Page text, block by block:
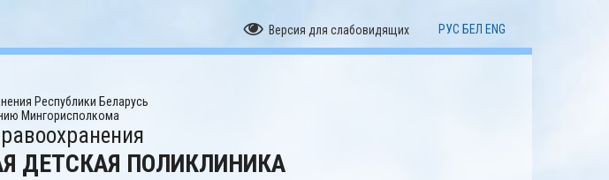
Версия для слабовидящих РУС БЕЛ ENG
Республики Беларусь
Мингорисполкома
ДЕТСКАЯ ПОЛИКЛИНИКА